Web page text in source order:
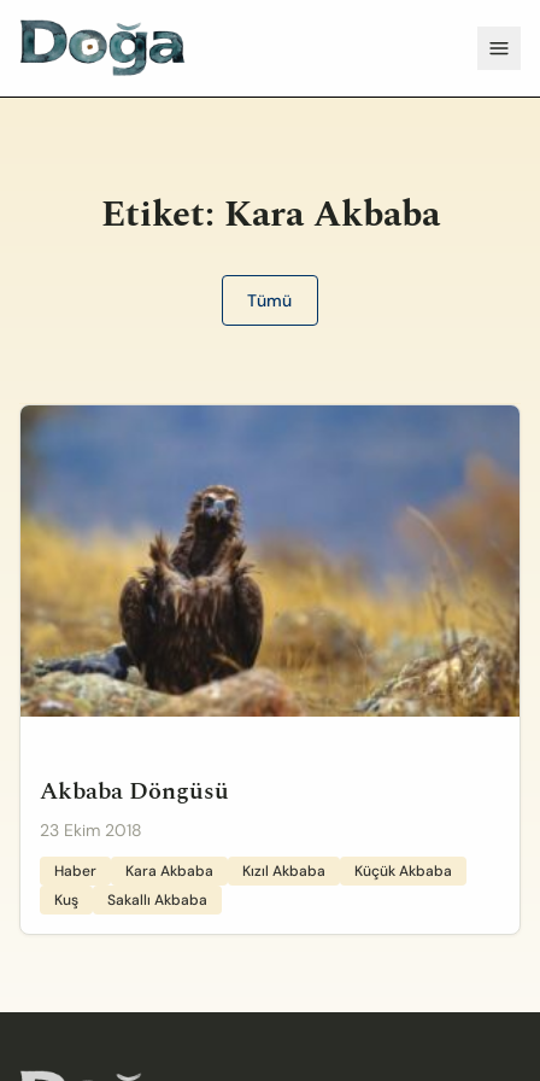
Etiket: Kara Akbaba
Tümü
Akbaba Döngüsü
23 Ekim 2018
Haber Kara Akbaba Kızıl Akbaba
Küçük Akbaba
Kuş
Sakallı Akbaba